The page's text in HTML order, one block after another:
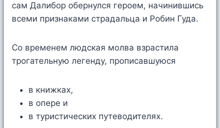
сам Далибор обернулся героем, начинившись
всеми признаками страдальца и Робин Гуда.
Со временем людская молва взрастила
трогательную легенду, прописавшуюся
в книжках,
в опере и
в туристических путеводителях.